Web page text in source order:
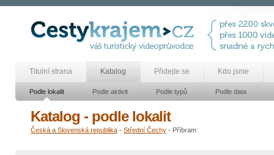
Titulní strana Katalog Přidejte se Kdo jsme
Podle lokalit Podle aktivit Podle typů Podle data
Katalog - podle lokalit
Česká a Slovenská republika - Střední Čechy - Příbram